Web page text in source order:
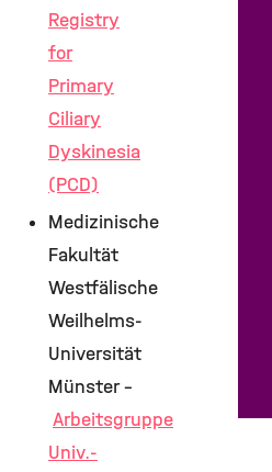
Registry
for
Primary
Ciliary
Dyskinesia
(PCD)
Medizinische
Fakultät
Westfälische
Weilhelms-
Universität
Münster –
Arbeitsgruppe
Univ.-